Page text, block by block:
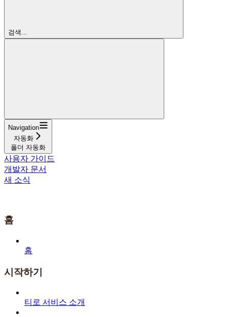
검색...
Navigation
자동화
폴더 자동화
사용자 가이드
개발자 문서
새 소식
홈
홈
시작하기
티로 서비스 소개